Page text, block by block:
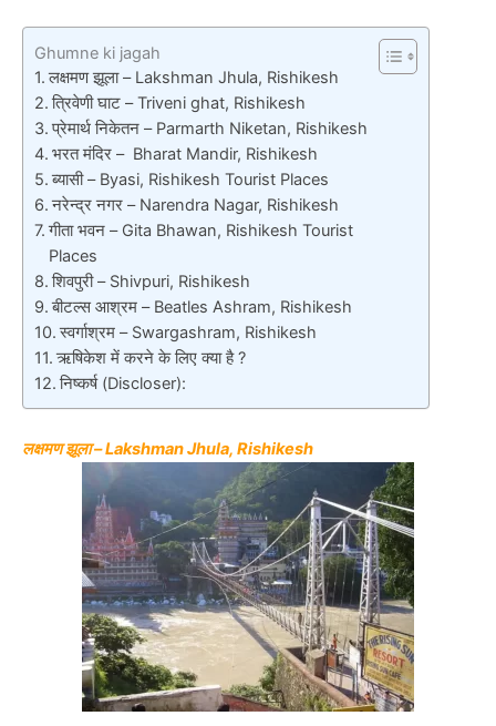
Ghumne ki jagah
लक्षमण झूला – Lakshman Jhula, Rishikesh
त्रिवेणी घाट – Triveni ghat, Rishikesh
प्रेमार्थ निकेतन – Parmarth Niketan, Rishikesh
भरत मंदिर – Bharat Mandir, Rishikesh
ब्यासी – Byasi, Rishikesh Tourist Places
नरेन्द्र नगर – Narendra Nagar, Rishikesh
गीता भवन – Gita Bhawan, Rishikesh Tourist
Places
शिवपुरी – Shivpuri, Rishikesh
बीटल्स आश्रम – Beatles Ashram, Rishikesh
स्वर्गाश्रम – Swargashram, Rishikesh
ऋषिकेश में करने के लिए क्या है ?
निष्कर्ष (Discloser):
लक्षमण झूला – Lakshman Jhula, Rishikesh